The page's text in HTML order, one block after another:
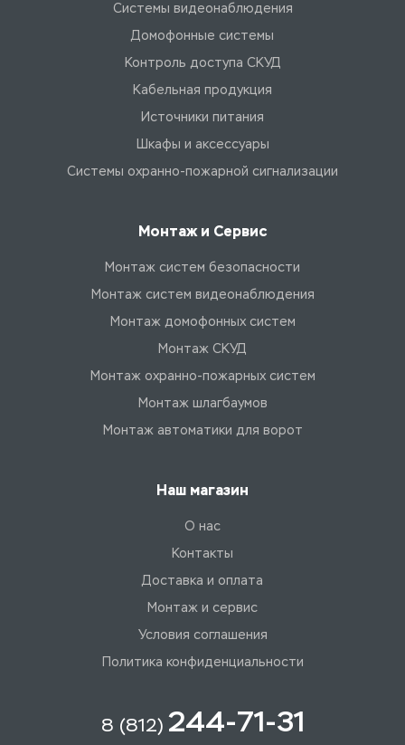
Системы видеонаблюдения
Домофонные системы
Контроль доступа СКУД
Кабельная продукция
Источники питания
Шкафы и аксессуары
Системы охранно-пожарной сигнализации
Монтаж и Сервис
Монтаж систем безопасности
Монтаж систем видеонаблюдения
Монтаж домофонных систем
Монтаж СКУД
Монтаж охранно-пожарных систем
Монтаж шлагбаумов
Монтаж автоматики для ворот
Наш магазин
О нас
Контакты
Доставка и оплата
Монтаж и сервис
Условия соглашения
Политика конфиденциальности
8 (812) 244-71-31